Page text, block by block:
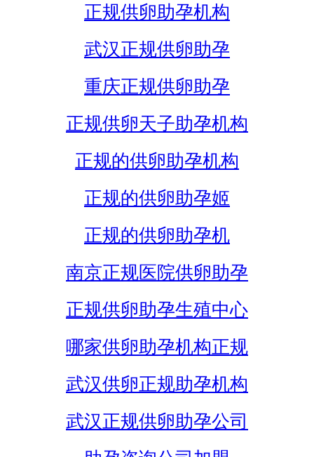
正规供卵助孕机构
武汉正规供卵助孕
重庆正规供卵助孕
正规供卵天子助孕机构
正规的供卵助孕机构
正规的供卵助孕姬
正规的供卵助孕机
南京正规医院供卵助孕
正规供卵助孕生殖中心
哪家供卵助孕机构正规
武汉供卵正规助孕机构
武汉正规供卵助孕公司